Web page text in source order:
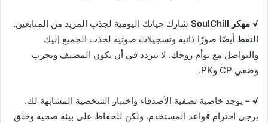
√ مهكر SoulChill
شارك حياتك اليومية لجذب المزيد من المتابعين.
التقط أيضًا صورًا ذاتية وتسجيلات صوتية لجذب الجميع إليك
والتواصل مع توأم روحك. لا تتردد في أن تكون المضيف وتجرب
وضعي CP وPK.
√ – يوجد خاصية تصفية الأصدقاء واختبار الشخصية المشابهة لك.
يرجى احترام قواعد المستخدم. ولكن للحفاظ على بيئة صحية وخلق